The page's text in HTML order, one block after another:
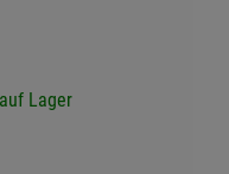
Lager